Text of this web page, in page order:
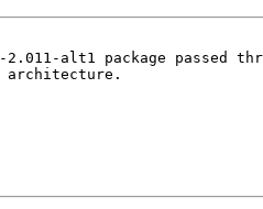
2.011-alt1 package passed
architecture.